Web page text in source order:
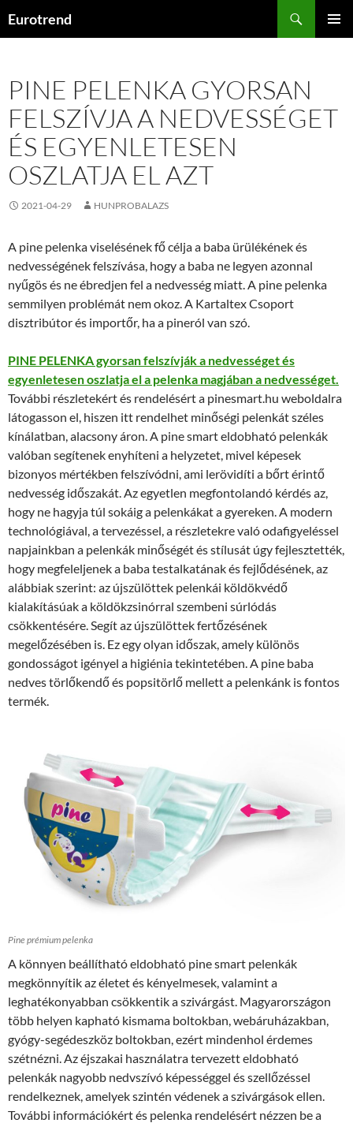
Eurotrend
PINE PELENKA GYORSAN
FELSZÍVJA A NEDVESSÉGET
ÉS EGYENLETESEN
OSZLATJA EL AZT
2021-04-29 HUNPROBALAZS
A pine pelenka viselésének fő célja a baba ürülékének és
nedvességének felszívása, hogy a baba ne legyen azonnal
nyűgös és ne ébredjen fel a nedvesség miatt. A pine pelenka
semmilyen problémát nem okoz. A Kartaltex Csoport
disztribútor és importőr, ha a pineról van szó.
PINE PELENKA gyorsan felszívják a nedvességet és
egyenletesen oszlatja el a pelenka magjában a nedvességet.
További részletekért és rendelésért a pinesmart.hu weboldalra
látogasson el, hiszen itt rendelhet minőségi pelenkát széles
kínálatban, alacsony áron. A pine smart eldobható pelenkák
valóban segítenek enyhíteni a helyzetet, mivel képesek
bizonyos mértékben felszívódni, ami lerövidíti a bőrt érintő
nedvesség időszakát. Az egyetlen megfontolandó kérdés az,
hogy ne hagyja túl sokáig a pelenkákat a gyereken. A modern
technológiával, a tervezéssel, a részletekre való odafigyeléssel
napjainkban a pelenkák minőségét és stílusát úgy fejlesztették,
hogy megfeleljenek a baba testalkatának és fejlődésének, az
alábbiak szerint: az újszülöttek pelenkái köldökvédő
kialakításúak a köldökzsinórral szembeni súrlódás
csökkentésére. Segít az újszülöttek fertőzésének
megelőzésében is. Ez egy olyan időszak, amely különös
gondosságot igényel a higiénia tekintetében. A pine baba
nedves törlőkendő és popsitörlő mellett a pelenkánk is fontos
termék.
Pine prémium pelenka
A könnyen beállítható eldobható pine smart pelenkák
megkönnyítik az életet és kényelmesek, valamint a
leghatékonyabban csökkentik a szivárgást. Magyarországon
több helyen kapható kismama boltokban, webáruházakban,
gyógy-segédeszköz boltokban, ezért mindenhol érdemes
szétnézni. Az éjszakai használatra tervezett eldobható
pelenkák nagyobb nedvszívó képességgel és szellőzéssel
rendelkeznek, amelyek szintén védenek a szivárgások ellen.
További információkért és pelenka rendelésért nézzen be a